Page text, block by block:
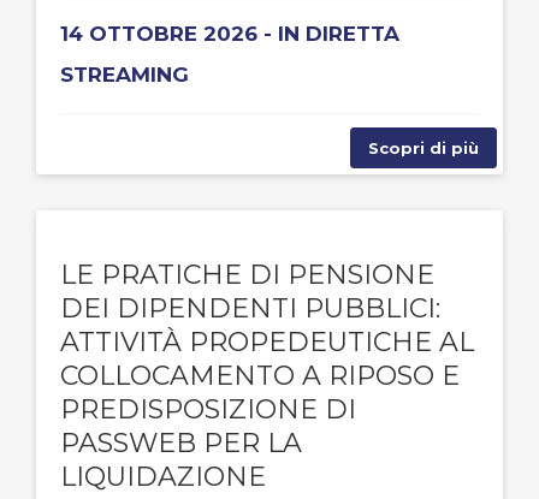
14 OTTOBRE 2026 - IN DIRETTA
STREAMING
Scopri di più
LE PRATICHE DI PENSIONE
DEI DIPENDENTI PUBBLICI:
ATTIVITÀ PROPEDEUTICHE AL
COLLOCAMENTO A RIPOSO E
PREDISPOSIZIONE DI
PASSWEB PER LA
LIQUIDAZIONE